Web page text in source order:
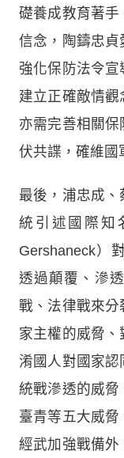
礎養成教育著
信念，陶鑄忠
強化保防法令
建立正確敵情觀
亦需完善相關
伏共諜，確維國
最後，浦忠成
統引述國際知
Gershaneck）
透過顛覆、滲
戰、法律戰來分
家主權的威脅
淆國人對國家
統戰滲透的威脅
臺青等五大威
經武加強戰備